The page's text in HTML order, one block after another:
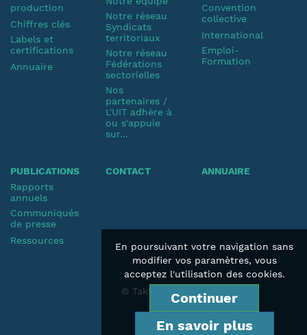
production
Chiffres clés
Labels et
certifications
Annuaire
Notre réseau
Syndicats
territoriaux
Notre réseau
Fédérations
sectorielles
Nos
partenaires /
L'UIT adhère à
ou s'appuie
sur...
Convention
collective
International
Emploi-
Formation
PUBLICATIONS
Rapports
annuels
Communiqués
de presse
Ressources
CONTACT ANNUAIRE
© Taktik 2019
En poursuivant votre navigation sans
modifier vos paramètres, vous
acceptez l'utilisation des cookies.
Continuer
En savoir plus